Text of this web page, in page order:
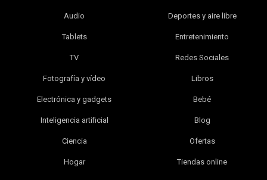
Audio
Tablets
TV
Fotografía y vídeo
Electrónica y gadgets
Inteligencia artificial
Ciencia
Hogar
Deportes y aire libre
Entretenimiento
Redes Sociales
Libros
Bebé
Blog
Ofertas
Tiendas online